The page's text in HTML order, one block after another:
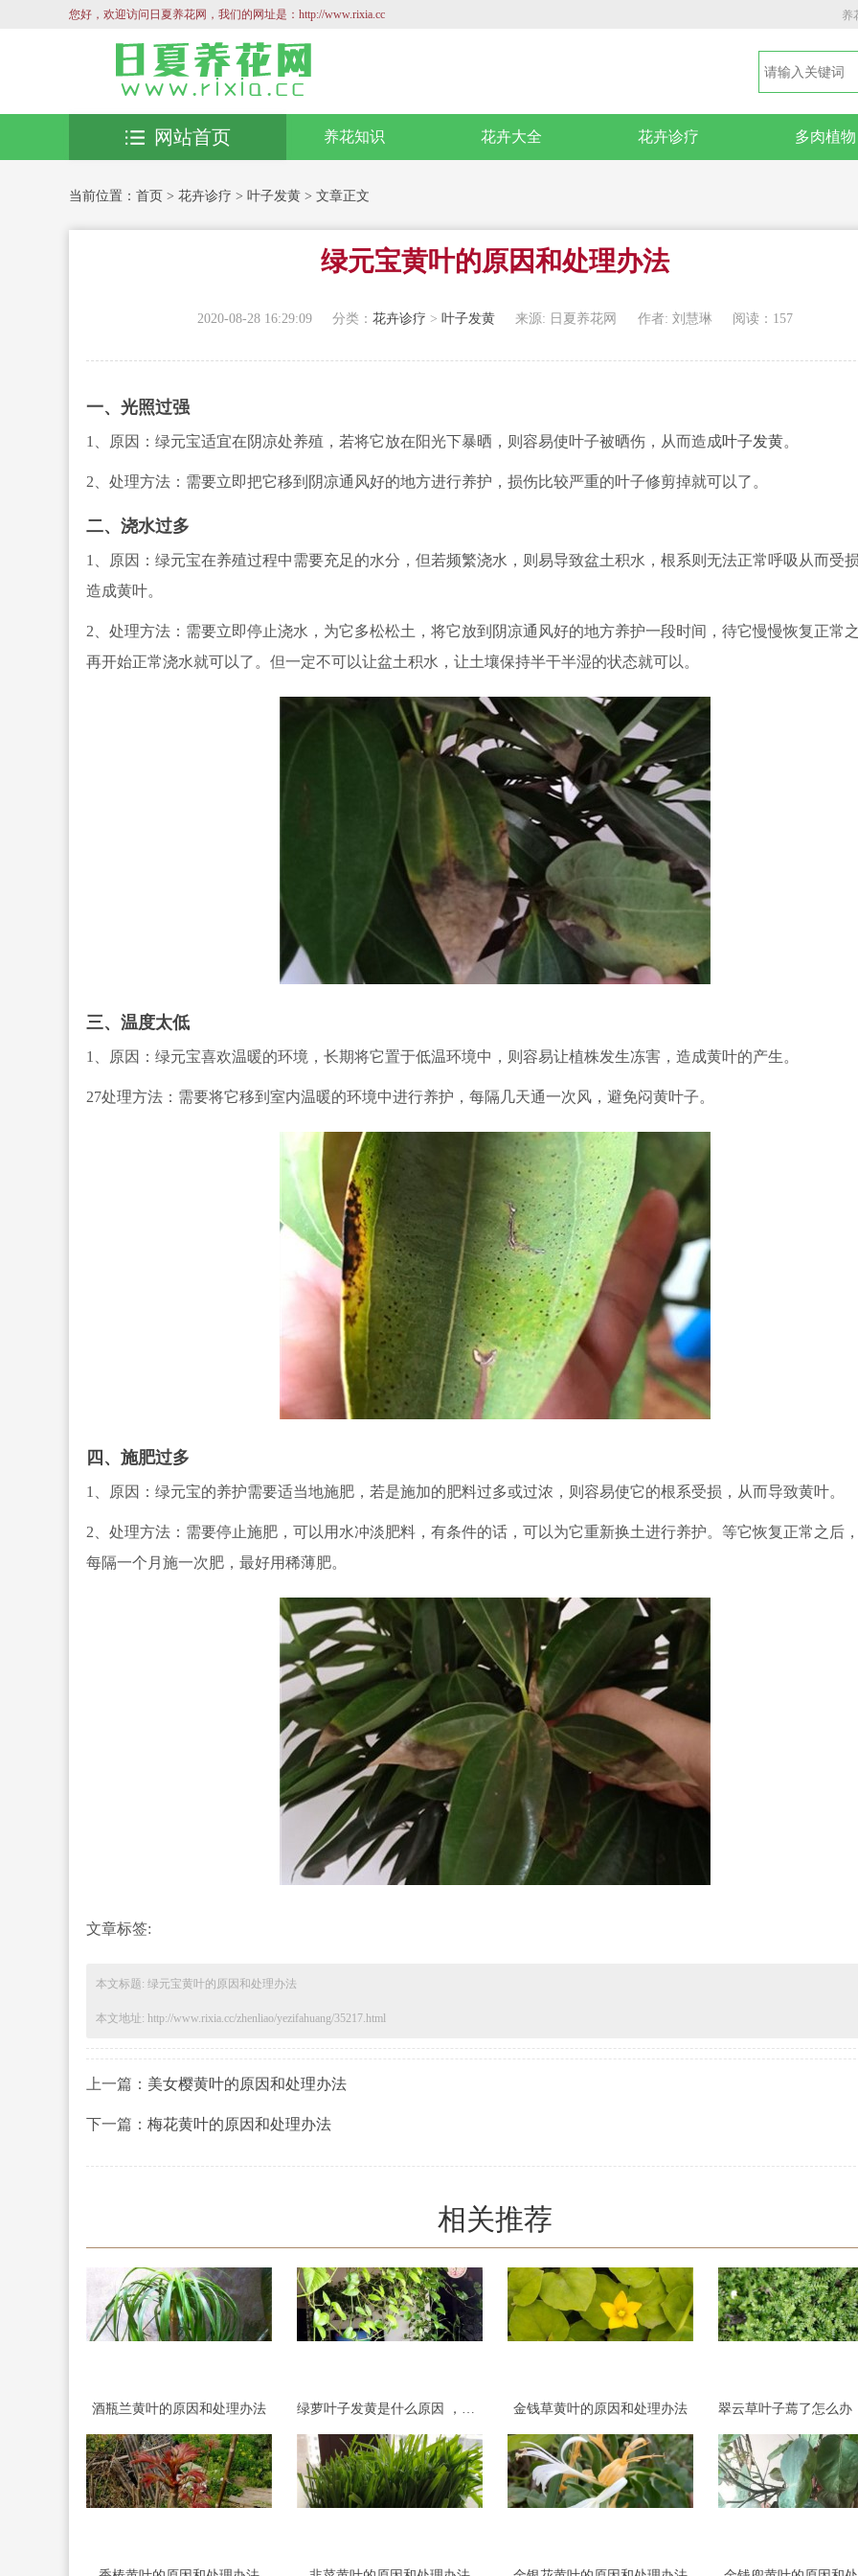
您好，欢迎访问日夏养花网，我们的网址是：http://www.rixia.cc 养
养花知识 花卉大全 花卉诊疗 多肉植物
网站首页
当前位置： 首页 > 花卉诊疗 > 叶子发黄 > 文章正文
绿元宝黄叶的原因和处理办法
2020-08-28 16:29:09 分类：花卉诊疗 > 叶子发黄 来源: 日夏养花网 作者: 刘慧琳 阅读：157
一、光照过强
1、原因：绿元宝适宜在阴凉处养殖， 若将它放在阳光下暴晒，则容易使叶子被晒伤，从而造成叶子发黄。
2、处理方法：需要立即把它移到阴凉通风好的地方进行养护，损伤比较严重的叶子修剪掉就可以了。
二、浇水过多
1、原因：绿元宝在养殖过程中需要充足的水分，但若频繁浇水，则易导致盆土积水，根系则无法正常呼吸从而受
造成黄叶。
2、处理方法：需要立即停止浇水，为它多松松土，将它放到阴凉通风好的地方养护一段时间，待它慢慢恢复正常
再开始正常浇水就可以了。但一定不可以让盆土积水，让土壤保持半干半湿的状态就可以。
三、温度太低
1、原因：绿元宝喜欢温暖的环境，长期将它置于低温环境中 ，则容易让植株发生冻害，造成黄叶的产生。
27处理方法：需要将它移到室内温暖的环境中进行养护，每隔几天通一次风，避免闷黄叶子。
四、施肥过多
1、原因：绿元宝的养护需要适当地施肥，若是施加的肥料过多或过浓，则容易使它的根系受损，从而导致黄叶。
2、处理方法：需要停止施肥，可以用水冲淡肥料，有条件的话，可以为它重新换土进行养护。等它恢复正常之后
每隔一个月施一次肥，最好用稀薄肥。
文章标签:
本文标题: 绿元宝黄叶的原因和处理办法
本文地址: http://www.rixia.cc/zhenliao/yezifahuang/35217.html
上一篇： 美女樱黄叶的原因和处理办法
下一篇： 梅花黄叶的原因和处理办法
相关推荐
酒瓶兰黄叶的原因和处理办法 金钱草黄叶的原因和处理办法